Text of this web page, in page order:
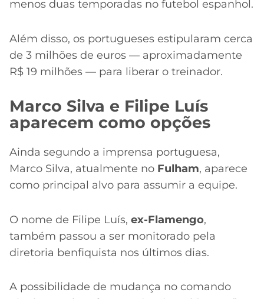
menos duas temporadas no futebol espanhol.
Além disso, os portugueses estipularam cerca
de 3 milhões de euros — aproximadamente
R$ 19 milhões — para liberar o treinador.
Marco Silva e Filipe Luís
aparecem como opções
Ainda segundo a imprensa portuguesa,
Marco Silva, atualmente no Fulham, aparece
como principal alvo para assumir a equipe.
O nome de Filipe Luís, ex-Flamengo,
também passou a ser monitorado pela
diretoria benfiquista nos últimos dias.
A possibilidade de mudança no comando